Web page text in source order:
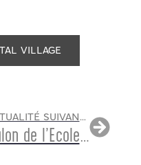
VILLAGE
ACTUALITÉ SUIVANTE
Salon de l’École Française